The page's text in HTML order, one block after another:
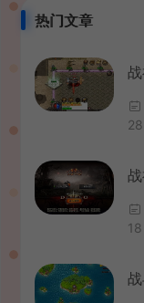
热门文章
28
18